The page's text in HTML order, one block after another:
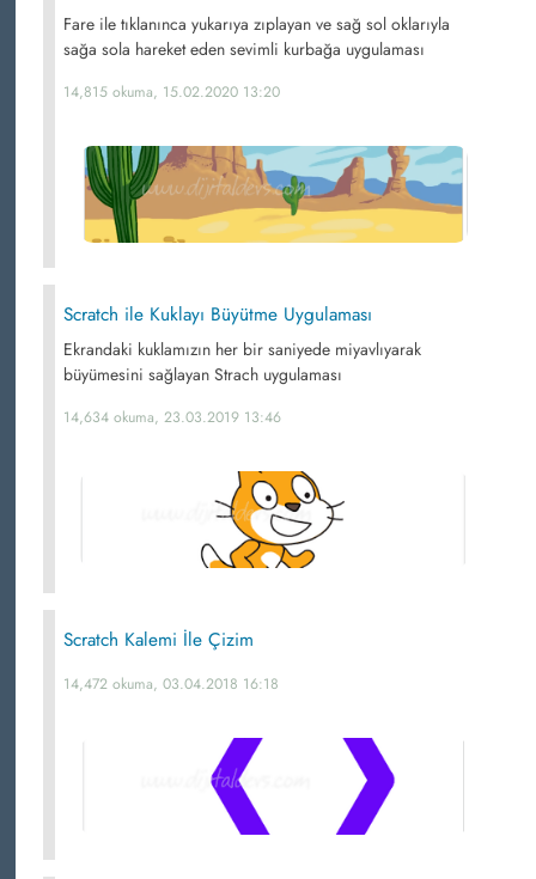
Fare ile tıklanınca yukarıya zıplayan ve sağ sol oklarıyla
sağa sola hareket eden sevimli kurbağa uygulaması
14,815 okuma, 15.02.2020 13:20
Scratch ile Kuklayı Büyütme Uygulaması
Ekrandaki kuklamızın her bir saniyede miyavlıyarak
büyümesini sağlayan Strach uygulaması
14,634 okuma, 23.03.2019 13:46
Scratch Kalemi İle Çizim
14,472 okuma, 03.04.2018 16:18